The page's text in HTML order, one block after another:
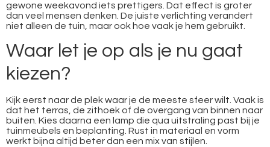
gewone weekavond iets prettigers. Dat effect is groter
dan veel mensen denken. De juiste verlichting verandert
niet alleen de tuin, maar ook hoe vaak je hem gebruikt.
Waar let je op als je nu gaat
kiezen?
Kijk eerst naar de plek waar je de meeste sfeer wilt. Vaak is
dat het terras, de zithoek of de overgang van binnen naar
buiten. Kies daarna een lamp die qua uitstraling past bij je
tuinmeubels en beplanting. Rust in materiaal en vorm
werkt bijna altijd beter dan een mix van stijlen.